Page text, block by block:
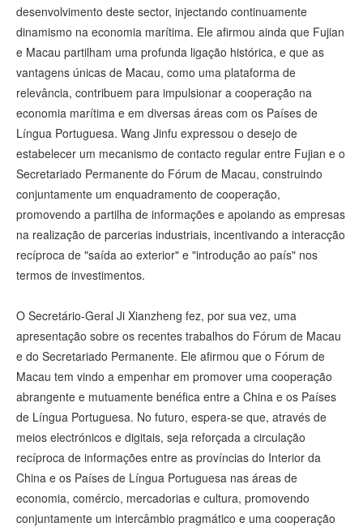
desenvolvimento deste sector, injectando continuamente
dinamismo na economia marítima. Ele afirmou ainda que Fujian
e Macau partilham uma profunda ligação histórica, e que as
vantagens únicas de Macau, como uma plataforma de
relevância, contribuem para impulsionar a cooperação na
economia marítima e em diversas áreas com os Países de
Língua Portuguesa. Wang Jinfu expressou o desejo de
estabelecer um mecanismo de contacto regular entre Fujian e o
Secretariado Permanente do Fórum de Macau, construindo
conjuntamente um enquadramento de cooperação,
promovendo a partilha de informações e apoiando as empresas
na realização de parcerias industriais, incentivando a interacção
recíproca de "saída ao exterior" e "introdução ao país" nos
termos de investimentos.
O Secretário-Geral Ji Xianzheng fez, por sua vez, uma
apresentação sobre os recentes trabalhos do Fórum de Macau
e do Secretariado Permanente. Ele afirmou que o Fórum de
Macau tem vindo a empenhar em promover uma cooperação
abrangente e mutuamente benéfica entre a China e os Países
de Língua Portuguesa. No futuro, espera-se que, através de
meios electrónicos e digitais, seja reforçada a circulação
recíproca de informações entre as províncias do Interior da
China e os Países de Língua Portuguesa nas áreas de
economia, comércio, mercadorias e cultura, promovendo
conjuntamente um intercâmbio pragmático e uma cooperação